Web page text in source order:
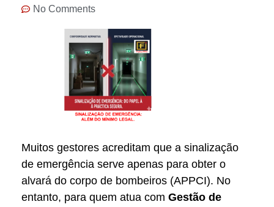
No Comments
Muitos gestores acreditam que a sinalização
de emergência serve apenas para obter o
alvará do corpo de bombeiros (APPCI). No
entanto, para quem atua com Gestão de